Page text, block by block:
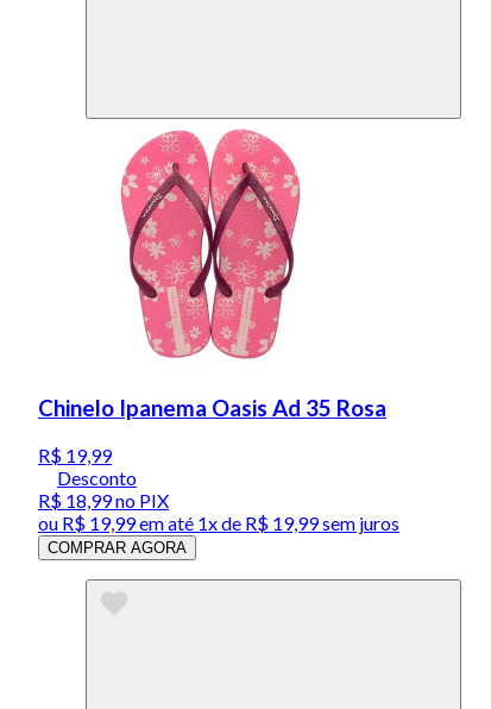
Chinelo Ipanema Oasis Ad 35 Rosa
R$ 19,99
Desconto
R$ 18,99no PIX
ou R$ 19,99em até 1x de R$ 19,99sem juros
COMPRAR AGORA